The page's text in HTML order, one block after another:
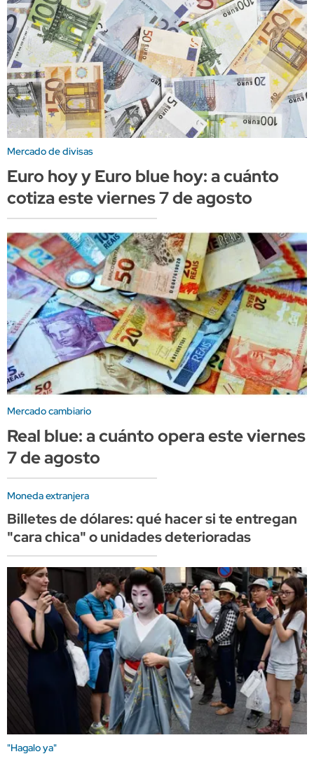
Mercado de divisas
Euro hoy y Euro blue hoy: a cuánto
cotiza este viernes 7 de agosto
Mercado cambiario
Real blue: a cuánto opera este viernes
7 de agosto
Moneda extranjera
Billetes de dólares: qué hacer si te entregan
"cara chica" o unidades deterioradas
"Hagalo ya"